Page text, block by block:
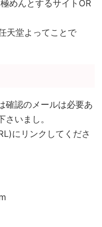
めんとするサイトOR
天堂よってことで
確認のメールは必要あ
さいまし。
にリンクしてくださ